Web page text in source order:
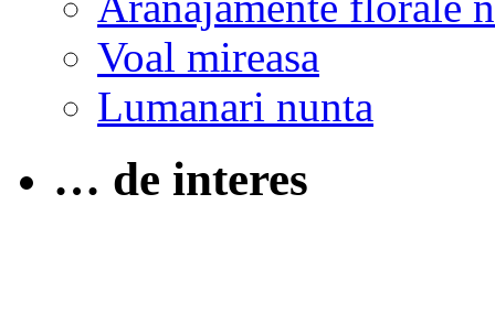
Voal mireasa
Lumanari nunta
… de interes